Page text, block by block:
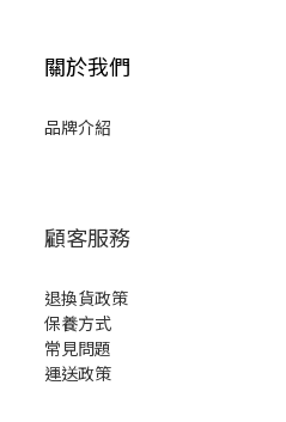
關於我們
品牌介紹
顧客服務
退換貨政策
保養方式
常見問題
運送政策